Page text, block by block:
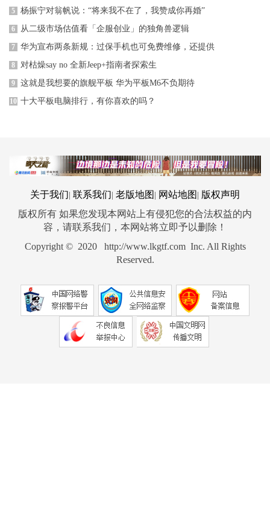
5 杨振宁对翁帆说：“将来我不在了，我赞成你再婚”
6 从二级市场估值看「企服创业」的独角兽逻辑
7 华为宣布两条新规：过保手机也可免费维修，还提供
8 对枯燥say no 全新Jeep+指南者探索生
9 这就是我想要的旗舰平板 华为平板M6不负期待
10 十大平板电脑排行，有你喜欢的吗？
关于我们 联系我们 老版地图 网站地图
版权声明
版权所有 如果您发现本网站上有侵犯您的合法权益的内
容，请联系我们，本网站将立即予以删除！
Copyright © 2020 http://www.lkgtf.com Inc. All Rights
Reserved.